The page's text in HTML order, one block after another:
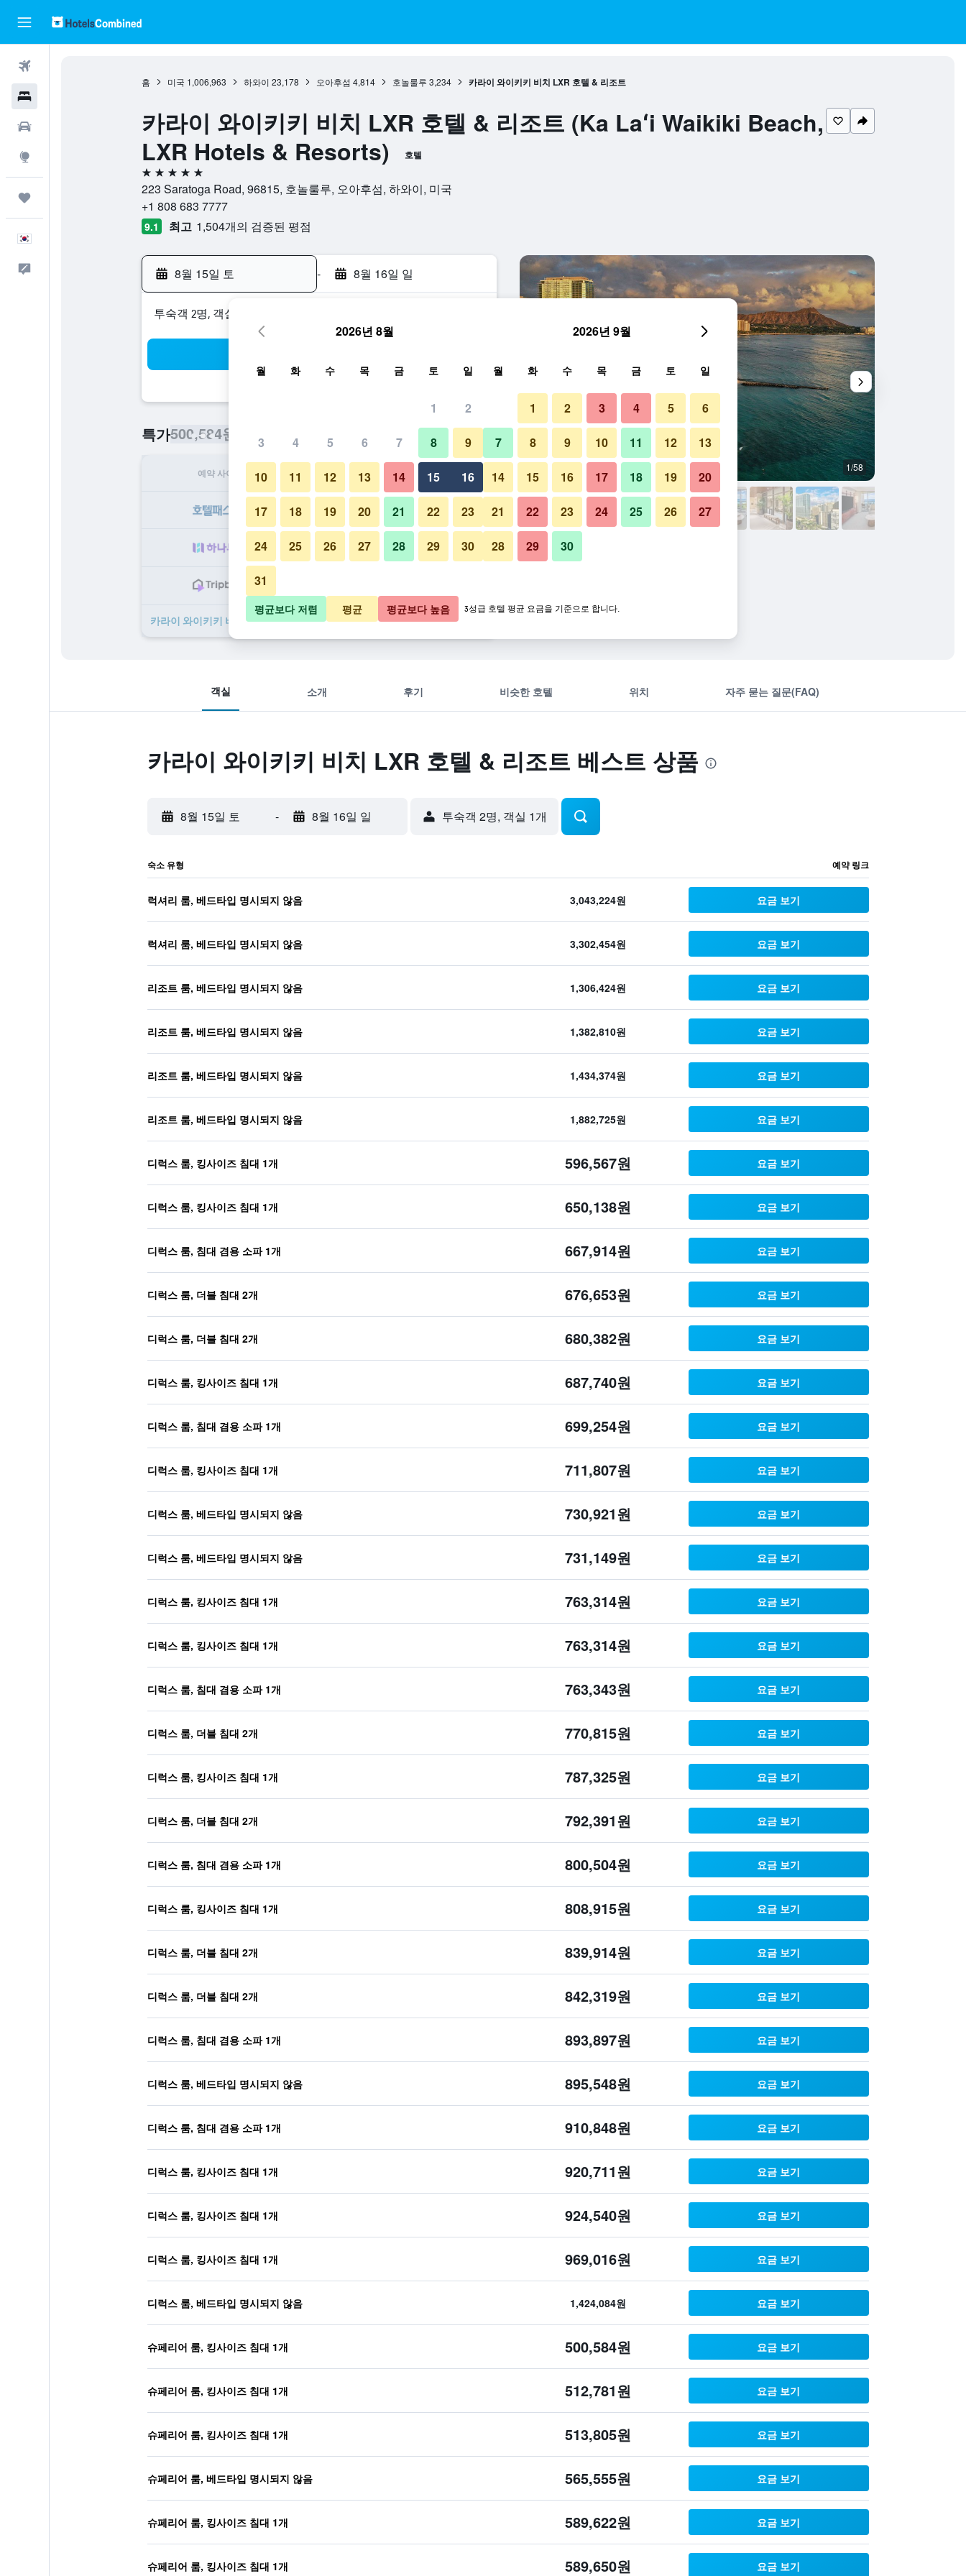
홈 미국 1,006,963 하와이 23,178 오아후섬 4,814 호놀룰루 3,234 카라이 와이키키 비치 LXR 호텔 & 리조트
카라이 와이키키 비치 LXR 호텔 & 리조트 (Ka Laʻi Waikiki Beach,
LXR Hotels & Resorts)
호텔
5성급
223 Saratoga Road, 96815, 호놀룰루, 오아후섬, 하와이, 미국
+1 808 683 7777
9.1 최고 1,504개의 검증된 평점
8월 15일 토 - 8월 16일 일
​투숙객 2​명, ​객실 1개
특가500,584원
예약 사이트 1박당 총액
500,584원 바로 예약
512,781원 바로 예약
카라이 와이키키 비치 LXR 호텔 & 리조트 ​특가 ​상품 75개 ​더 ​보기
야외뷰 1/58
객실 소개 후기 비슷한 호텔 위치 자주 묻는 질문(FAQ)
카라이 와이키키 비치 LXR 호텔 & 리조트 베스트 상품
8월 15일 토 - 8월 16일 일 ​투숙객 2​명, ​객실 1개
숙소 유형 예약 링크
럭셔리 룸, 베드타입 명시되지 않음 3,043,224원 요금 보기
럭셔리 룸, 베드타입 명시되지 않음 3,302,454원 요금 보기
리조트 룸, 베드타입 명시되지 않음 1,306,424원 요금 보기
리조트 룸, 베드타입 명시되지 않음 1,382,810원 요금 보기
리조트 룸, 베드타입 명시되지 않음 1,434,374원 요금 보기
리조트 룸, 베드타입 명시되지 않음 1,882,725원 요금 보기
디럭스 룸, 킹사이즈 침대 1개 596,567원 요금 보기
디럭스 룸, 킹사이즈 침대 1개 650,138원 요금 보기
디럭스 룸, 침대 겸용 소파 1개 667,914원 요금 보기
디럭스 룸, 더블 침대 2개 676,653원 요금 보기
디럭스 룸, 더블 침대 2개 680,382원 요금 보기
디럭스 룸, 킹사이즈 침대 1개 687,740원 요금 보기
디럭스 룸, 침대 겸용 소파 1개 699,254원 요금 보기
디럭스 룸, 킹사이즈 침대 1개 711,807원 요금 보기
디럭스 룸, 베드타입 명시되지 않음 730,921원 요금 보기
디럭스 룸, 베드타입 명시되지 않음 731,149원 요금 보기
디럭스 룸, 킹사이즈 침대 1개 763,314원 요금 보기
디럭스 룸, 킹사이즈 침대 1개 763,314원 요금 보기
디럭스 룸, 침대 겸용 소파 1개 763,343원 요금 보기
디럭스 룸, 더블 침대 2개 770,815원 요금 보기
디럭스 룸, 킹사이즈 침대 1개 787,325원 요금 보기
디럭스 룸, 더블 침대 2개 792,391원 요금 보기
디럭스 룸, 침대 겸용 소파 1개 800,504원 요금 보기
디럭스 룸, 킹사이즈 침대 1개 808,915원 요금 보기
디럭스 룸, 더블 침대 2개 839,914원 요금 보기
디럭스 룸, 더블 침대 2개 842,319원 요금 보기
디럭스 룸, 침대 겸용 소파 1개 893,897원 요금 보기
디럭스 룸, 베드타입 명시되지 않음 895,548원 요금 보기
디럭스 룸, 침대 겸용 소파 1개 910,848원 요금 보기
디럭스 룸, 킹사이즈 침대 1개 920,711원 요금 보기
디럭스 룸, 킹사이즈 침대 1개 924,540원 요금 보기
디럭스 룸, 킹사이즈 침대 1개 969,016원 요금 보기
디럭스 룸, 베드타입 명시되지 않음 1,424,084원 요금 보기
슈페리어 룸, 킹사이즈 침대 1개 500,584원 요금 보기
슈페리어 룸, 킹사이즈 침대 1개 512,781원 요금 보기
슈페리어 룸, 킹사이즈 침대 1개 513,805원 요금 보기
슈페리어 룸, 베드타입 명시되지 않음 565,555원 요금 보기
슈페리어 룸, 킹사이즈 침대 1개 589,622원 요금 보기
슈페리어 룸, 킹사이즈 침대 1개 589,650원 요금 보기
2026년 8월
월 화 수 목 금 토 일
1 2
3 4 5 6 7 8 9
10 11 12 13 14 15 16
17 18 19 20 21 22 23
24 25 26 27 28 29 30
31
2026년 9월
월 화 수 목 금 토 일
1 2 3 4 5 6
7 8 9 10 11 12 13
14 15 16 17 18 19 20
21 22 23 24 25 26 27
28 29 30
평균보다 저렴 평균 평균보다 높음 3성급 호텔 평균 요금을 기준으로 합니다.